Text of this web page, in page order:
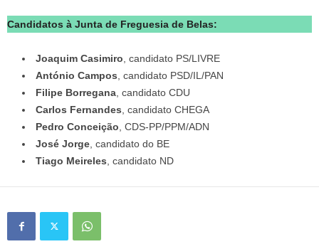
Candidatos à Junta de Freguesia de Belas:
Joaquim Casimiro , candidato PS/LIVRE
António Campos , candidato PSD/IL/PAN
Filipe Borregana , candidato CDU
Carlos Fernandes , candidato CHEGA
Pedro Conceição , CDS-PP/PPM/ADN
José Jorge , candidato do BE
Tiago Meireles , candidato ND